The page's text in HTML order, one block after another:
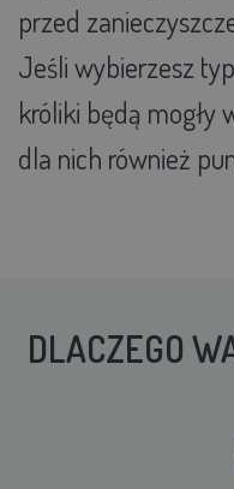
przed
Jeśli wybierzesz
króliki będą mogły
dla nich również
DLACZEGO